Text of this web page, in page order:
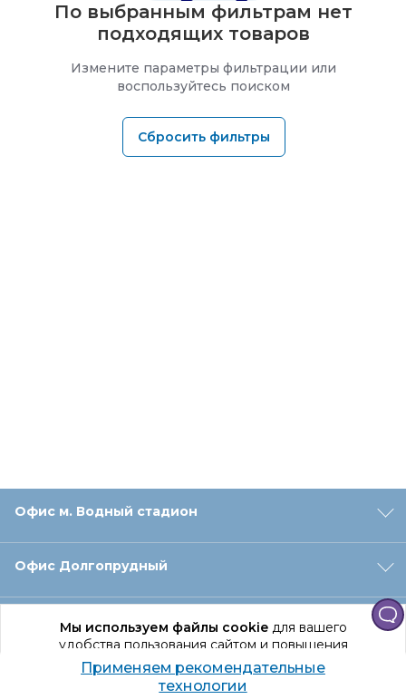
Мы используем файлы cookieдля вашего
удобства пользования сайтом и повышения
качества рекомендаций.
Продолжая использование сайта, вы даете
По выбранным фильтрам нет
подходящих товаров
Измените параметры фильтрации или
воспользуйтесь поиском
Сбросить фильтры
Офис м. Водный стадион
Офис Долгопрудный
Офис Санкт‑Петербург
Оформление заказа
Применяем рекомендательные
технологии